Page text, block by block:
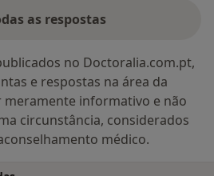
as respostas
no Doctoralia.com.pt,
e respostas na área da
meramente informativo e não
circunstância, considerados
médico.